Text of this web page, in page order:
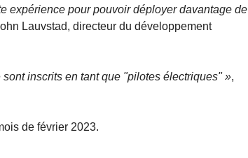
expérience pour pouvoir déployer davantage de
Lauvstad, directeur du développement
inscrits en tant que "pilotes électriques" »,
de février 2023.